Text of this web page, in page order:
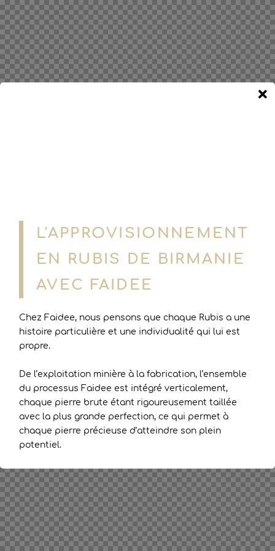
L'APPROVISIONNEMENT
EN RUBIS DE BIRMANIE
AVEC FAIDEE
Chez Faidee, nous pensons que chaque Rubis a une
histoire particulière et une individualité qui lui est
propre.
De l’exploitation minière à la fabrication, l’ensemble
du processus Faidee est intégré verticalement,
chaque pierre brute étant rigoureusement taillée
avec la plus grande perfection, ce qui permet à
chaque pierre précieuse d’atteindre son plein
potentiel.
Nos maîtres artisans taillent et polissent les rubis à
la perfection pour faire ressortir leur remarquable
beauté et capturer la personnalité unique de la
pierre.
« Transformer des pierres brutes en rubis fins est un